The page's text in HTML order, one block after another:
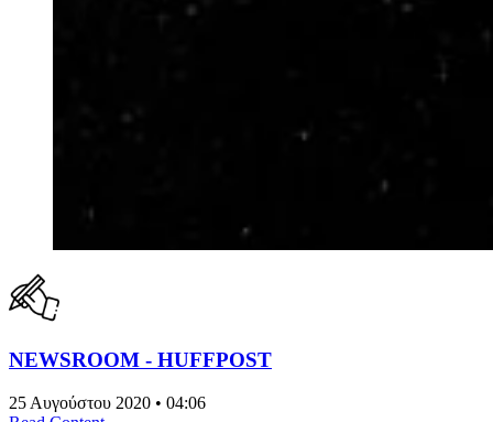
NEWSROOM - HUFFPOST
25 Αυγούστου 2020 • 04:06